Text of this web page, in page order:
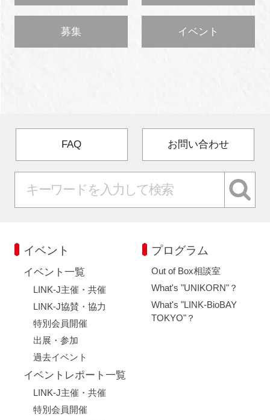
募集 イベント
FAQ お問い合わせ
イベント
イベント一覧
LINK-J主催・共催
LINK-J協賛・協力
特別会員開催
出展・参加
過去イベント
イベントレポート一覧
LINK-J主催・共催
特別会員開催
プログラム
Out of Box相談室
What's "UNIKORN"？
What's "LINK-BioBAY
TOKYO"？